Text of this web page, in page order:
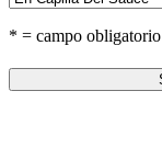
* = campo obligatorio